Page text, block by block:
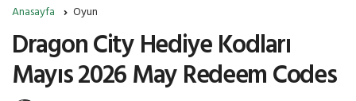
Anasayfa Oyun
Dragon City Hediye Kodları
Mayıs 2026 May Redeem Codes